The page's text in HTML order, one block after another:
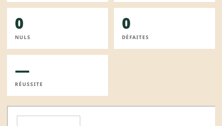
0
NULS
0
DÉFAITES
—
RÉUSSITE